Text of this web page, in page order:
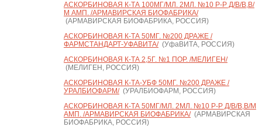
АСКОРБИНОВАЯ К-ТА 100МГ/МЛ. 2МЛ. №10 Р-Р Д/В/В,В/
М АМП. /АРМАВИРСКАЯ БИОФАБРИКА/
(АРМАВИРСКАЯ БИОФАБРИКА, РОССИЯ)
АСКОРБИНОВАЯ К-ТА 50МГ. №200 ДРАЖЕ /
ФАРМСТАНДАРТ-УФАВИТА/(УфаВИТА, РОССИЯ)
АСКОРБИНОВАЯ К-ТА 2,5Г. №1 ПОР. /МЕЛИГЕН/
(МЕЛИГЕН, РОССИЯ)
АСКОРБИНОВАЯ К-ТА-УБФ 50МГ. №200 ДРАЖЕ /
УРАЛБИОФАРМ/(УРАЛБИОФАРМ, РОССИЯ)
АСКОРБИНОВАЯ К-ТА 50МГ/МЛ. 2МЛ. №10 Р-Р Д/В/В,В/М
АМП. /АРМАВИРСКАЯ БИОФАБРИКА/(АРМАВИРСКАЯ
БИОФАБРИКА, РОССИЯ)